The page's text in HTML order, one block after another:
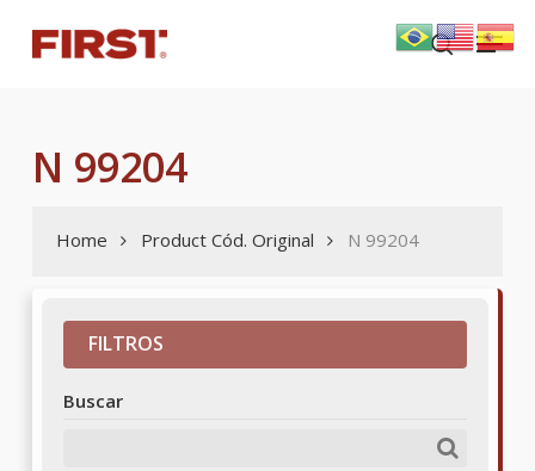
main
search
Menu
N 99204
Home Product Cód. Original N 99204
FILTROS
Buscar